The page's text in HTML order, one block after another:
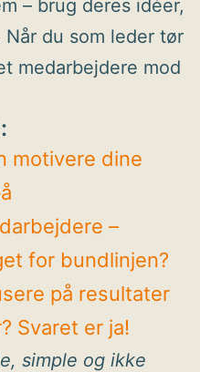
– brug deres idéer,
du som leder tør
medarbejdere mod
motivere dine
–
for bundlinjen?
på resultater
Svaret er ja!
simple og ikke